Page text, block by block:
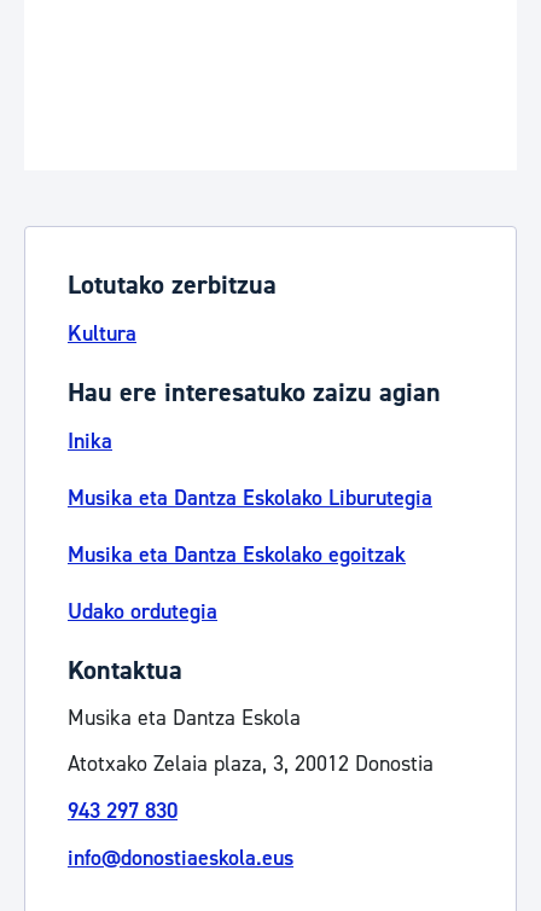
Lotutako zerbitzua
Kultura
Hau ere interesatuko zaizu agian
Inika
Musika eta Dantza Eskolako Liburutegia
Musika eta Dantza Eskolako egoitzak
Udako ordutegia
Kontaktua
Musika eta Dantza Eskola
Atotxako Zelaia plaza, 3, 20012 Donostia
943 297 830
info@donostiaeskola.eus